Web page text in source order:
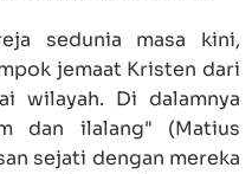
sedunia masa kini,
jemaat Kristen dari
wilayah. Di dalamnya
dan ilalang" (Matius
sejati dengan mereka